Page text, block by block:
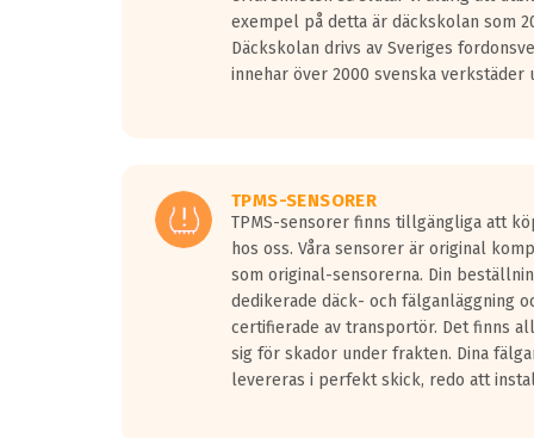
Vid körning i över 50km/h brukar
På däckmärkningen kommer det finnas en
medans de vita vågorna påvisar om det är ett tyst
Ett däck med tre svarta vågor uppnår de
exempel på detta är däckskolan som
Däckskolan drivs av Sveriges
innehar över 2000 svenska verkstäder
TPMS-SENSORER
TPMS-sensorer finns tillgängliga att
hos oss. Våra sensorer är original
som original-sensorerna. Din
dedikerade däck- och fälganläggning
certifierade av transportör. Det finns
sig för skador under frakten. Dina
levereras i perfekt skick, redo att